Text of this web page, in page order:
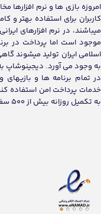
امروزه بازی ها و نرم افزارها
کاربران برای استفاده بهتر و
میباشند، در نرم افزارهای
موجود است اما پرداخت در
اسلامی ایران تولید میشوند
به وجود می آورد. دیجینوشاپ
در تمام برنامه ها و
خدمات پرداخت امن استفاده
به تکمیل روزانه بیش از 500 سفارشات کاربران ایرانی میباشد.